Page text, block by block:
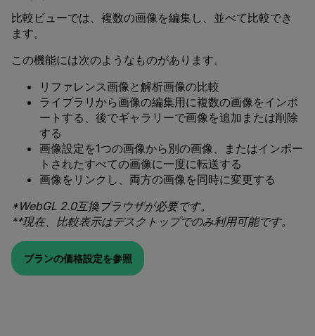
比較ビューでは、複数の画像を編集し、並べて比較でき
ます。
この機能には次のようなものがあります。
リファレンス画像と解析画像の比較
ライブラリから画像の編集用に複数の画像をインポ
ートする、後でギャラリーで画像を追加または削除
する
画像設定を1つの画像から別の画像、またはインポー
トされたすべての画像に一度に転送する
画像をリンクし、両方の画像を同時に変更する
*WebGL 2.0互換ブラウザが必要です。
**現在、比較表示はデスクトップでのみ利用可能です。
プランの価格設定を参照